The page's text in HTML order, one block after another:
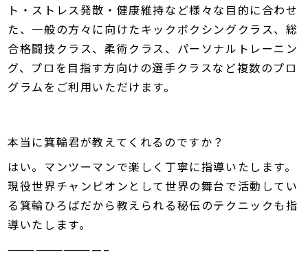
ト・ストレス発散・健康維持など様々な目的に合わせ
た、一般の方々に向けたキックボクシングクラス、総
合格闘技クラス、柔術クラス、パーソナルトレーニン
グ、プロを目指す方向けの選手クラスなど複数のプロ
グラムをご利用いただけます。
本当に箕輪君が教えてくれるのですか？
はい。マンツーマンで楽しく丁寧に指導いたします。
現役世界チャンピオンとして世界の舞台で活動してい
る箕輪ひろばだから教えられる秘伝のテクニックも指
導いたします。
——————————–